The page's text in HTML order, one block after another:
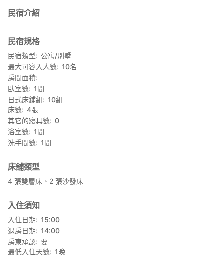
民宿介紹
民宿規格
民宿類型
公寓/別墅
最大可容入人數 10名
房間面積
臥室數 1間
日式床鋪組
10組
床數 4張
其它的寢具數 0
浴室數 1間
洗手間數 1間
床舖類型
4 張雙層床、2 張沙發床
入住須知
入住日期
15:00
退房日期
14:00
房東承認
要
最低入住天數 1晚